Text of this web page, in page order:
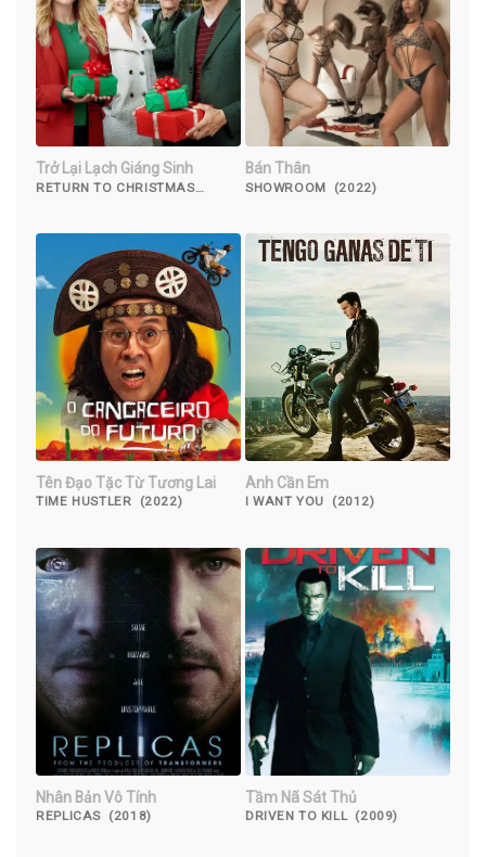
Trở Lại Lạch Giáng Sinh
RETURN TO CHRISTMAS
Bán Thân
SHOWROOM (2022)
Tên Đạo Tặc Từ Tương Lai
TIME HUSTLER (2022)
Anh Cần Em
I WANT YOU (2012)
Nhân Bản Vô Tính
REPLICAS (2018)
Tầm Nã Sát Thủ
DRIVEN TO KILL (2009)